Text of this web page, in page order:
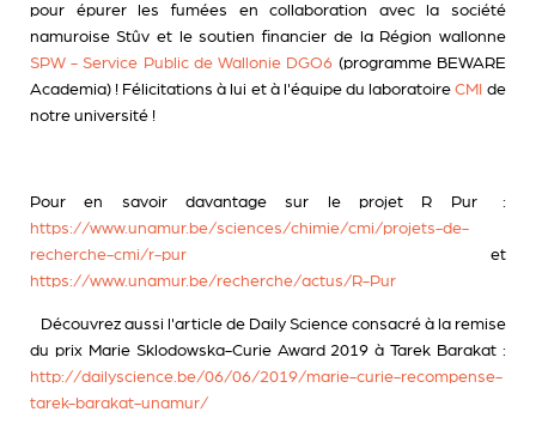
pour épurer les fumées en collaboration avec la société
namuroise Stûv et le soutien financier de la Région wallonne
SPW - Service Public de Wallonie DGO6 (programme BEWARE
Academia) ! Félicitations à lui et à l'équipe du laboratoire CMI de
notre université !
Pour en savoir davantage sur le projet R Pur :
https://www.unamur.be/sciences/chimie/cmi/projets-de-
recherche-cmi/r-pur et
https://www.unamur.be/recherche/actus/R-Pur
Découvrez aussi l'article de Daily Science consacré à la remise
du prix Marie Sklodowska-Curie Award 2019 à Tarek Barakat :
http://dailyscience.be/06/06/2019/marie-curie-recompense-
tarek-barakat-unamur/